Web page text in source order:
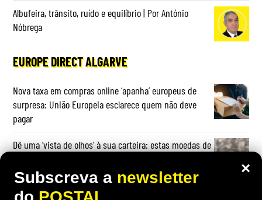
Albufeira, trânsito, ruído e equilíbrio | Por António
Nóbrega
EUROPE DIRECT ALGARVE
Nova taxa em compras online ‘apanha’ europeus de
surpresa: União Europeia esclarece quem não deve
pagar
Dê uma ‘vista de olhos’ à sua carteira: estas moedas de
×
Subscreva a newsletter